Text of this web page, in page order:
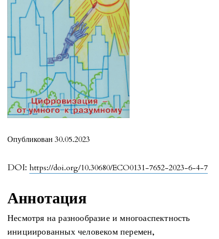
DOI: https://doi.org/10.30680/ECO0131-7652-2023-6-4-7
Опубликован 30.05.2023
Аннотация
Несмотря на разнообразие и многоаспектность
инициированных человеком перемен,